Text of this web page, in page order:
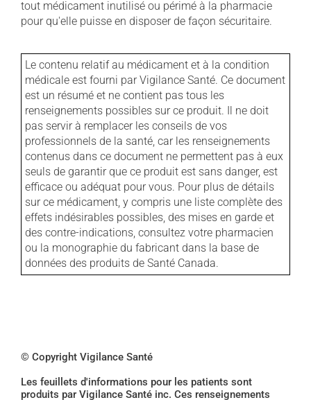
tout médicament inutilisé ou périmé à la pharmacie
pour qu'elle puisse en disposer de façon sécuritaire.
Le contenu relatif au médicament et à la condition
médicale est fourni par Vigilance Santé. Ce document
est un résumé et ne contient pas tous les
renseignements possibles sur ce produit. Il ne doit
pas servir à remplacer les conseils de vos
professionnels de la santé, car les renseignements
contenus dans ce document ne permettent pas à eux
seuls de garantir que ce produit est sans danger, est
efficace ou adéquat pour vous. Pour plus de détails
sur ce médicament, y compris une liste complète des
effets indésirables possibles, des mises en garde et
des contre-indications, consultez votre pharmacien
ou la monographie du fabricant dans la base de
données des produits de Santé Canada.
© Copyright Vigilance Santé
Les feuillets d'informations pour les patients sont
produits par Vigilance Santé inc. Ces renseignements